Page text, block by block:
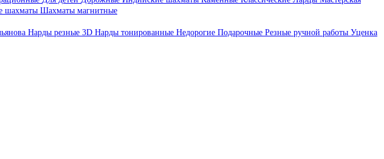
шахматы Шахматы магнитные
Нарды резные 3D Нарды тонированные Недорогие Подарочные Резные ручной работы Уценка